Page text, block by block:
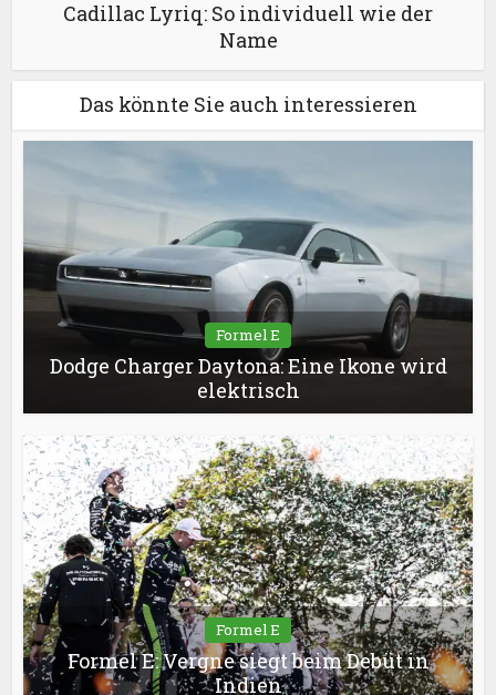
Cadillac Lyriq: So individuell wie der
Name
Das könnte Sie auch interessieren
Formel E
Dodge Charger Daytona: Eine Ikone wird
elektrisch
Formel E
Formel E: Vergne siegt beim Debüt in
Indien